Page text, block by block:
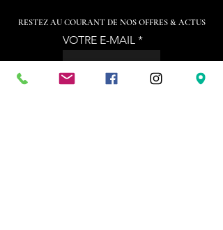
RESTEZ AU COURANT DE NOS OFFRES & ACTUS
VOTRE E-MAIL
Code Téléphone